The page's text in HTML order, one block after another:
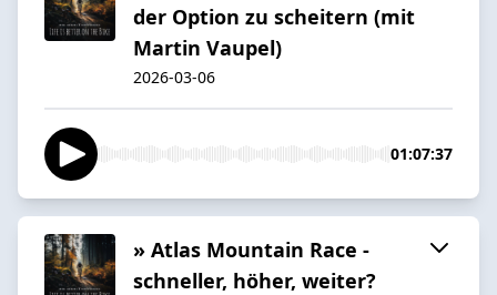
der Option zu scheitern (mit
Martin Vaupel)
2026-03-06
01:07:37
» Atlas Mountain Race -
schneller, höher, weiter?